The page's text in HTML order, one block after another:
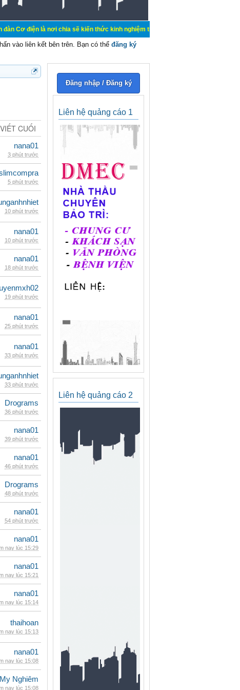
là nơi chia sẽ kiến thức kinh nghiệm trong lãnh vực cơ điện, mua bán, ký
vào liên kết bên trên. Bạn có thể đăng ký
CUỐI
nana01
3 phút trước
5 phút trước
10 phút trước
nana01
10 phút trước
nana01
18 phút trước
19 phút trước
nana01
25 phút trước
nana01
33 phút trước
33 phút trước
Drograms
36 phút trước
nana01
39 phút trước
nana01
46 phút trước
Drograms
48 phút trước
nana01
54 phút trước
nana01
nay lúc 15:29
nana01
nay lúc 15:21
nana01
nay lúc 15:14
thaihoan
nay lúc 15:13
nana01
nay lúc 15:08
Nghiêm
nay lúc 15:08
Đăng nhập / Đăng ký
Liên hệ quảng cáo 1
Liên hệ quảng cáo 2